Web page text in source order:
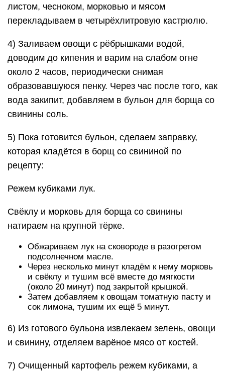
листом, чесноком, морковью и мясом
перекладываем в четырёхлитровую кастрюлю.
4) Заливаем овощи с рёбрышками водой,
доводим до кипения и варим на слабом огне
около 2 часов, периодически снимая
образовавшуюся пенку. Через час после того, как
вода закипит, добавляем в бульон для борща со
свинины соль.
5) Пока готовится бульон, сделаем заправку,
которая кладётся в борщ со свининой по
рецепту:
Режем кубиками лук.
Свёклу и морковь для борща со свинины
натираем на крупной тёрке.
Обжариваем лук на сковороде в разогретом
подсолнечном масле.
Через несколько минут кладём к нему морковь
и свёклу и тушим всё вместе до мягкости
(около 20 минут) под закрытой крышкой.
Затем добавляем к овощам томатную пасту и
сок лимона, тушим их ещё 5 минут.
6) Из готового бульона извлекаем зелень, овощи
и свинину, отделяем варёное мясо от костей.
7) Очищенный картофель режем кубиками, а